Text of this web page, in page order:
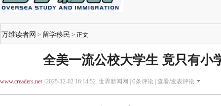
万维读者网 > 留学移民 > 正文
全美一流公校大学生 竟只有
www.creaders.net| 2025-12-02 16:14:52 世界新闻网 | 0条评论 | 查看/发表评论